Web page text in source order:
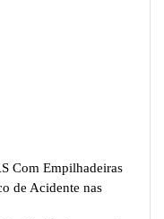
Com Empilhadeiras
de Acidente nas